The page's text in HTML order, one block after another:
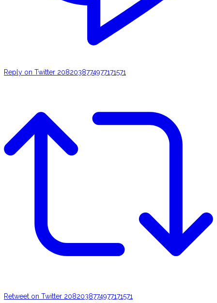
Reply on Twitter 2082038774977171571
Retweet on Twitter 2082038774977171571